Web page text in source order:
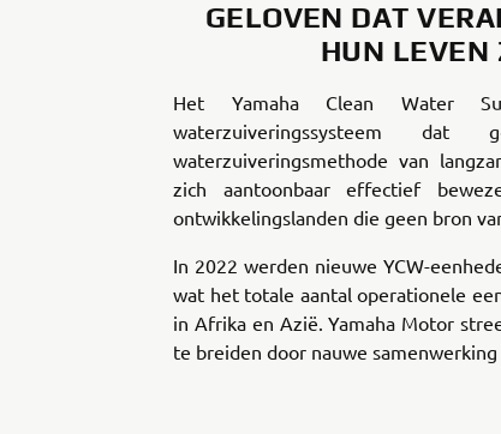
GELOVEN DAT
HUN LEVEN
Het Yamaha Clean Water
waterzuiveringssysteem
waterzuiveringsmethode van
zich aantoonbaar effectief
ontwikkelingslanden die geen bron
In 2022 werden nieuwe YCW-
wat het totale aantal operationele
in Afrika en Azië. Yamaha Motor
te breiden door nauwe